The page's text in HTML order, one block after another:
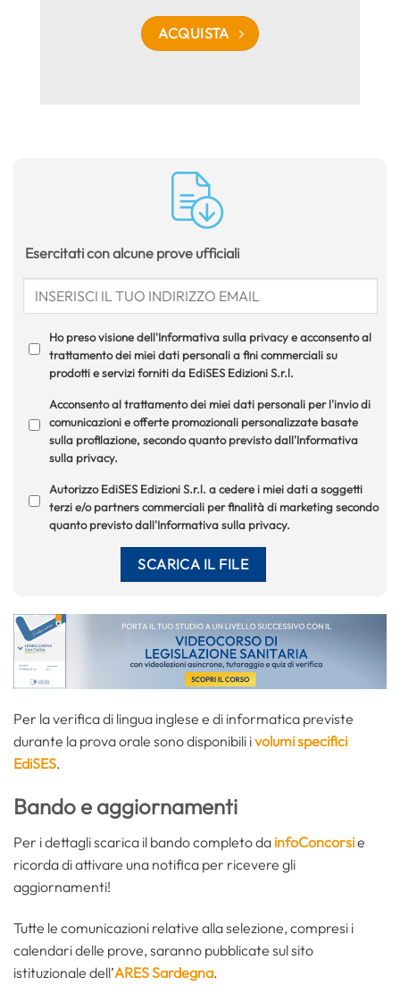
ACQUISTA
Esercitati con alcune prove ufficiali
Ho preso visione dell'Informativa sulla privacy e acconsento al
trattamento dei miei dati personali a fini commerciali su
prodotti e servizi forniti da EdiSES Edizioni S.r.l.
Acconsento al trattamento dei miei dati personali per l'invio di
comunicazioni e offerte promozionali personalizzate basate
sulla profilazione, secondo quanto previsto dall'Informativa
sulla privacy.
Autorizzo EdiSES Edizioni S.r.l. a cedere i miei dati a soggetti
terzi e/o partners commerciali per finalità di marketing secondo
quanto previsto dall'Informativa sulla privacy.
Per la verifica di lingua inglese e di informatica previste
durante la prova orale sono disponibili ivolumi specifici
EdiSES.
Bando e aggiornamenti
Per i dettagli scarica il bando completo da infoConcorsie
ricorda di attivare una notifica per ricevere gli
aggiornamenti!
Tutte le comunicazioni relative alla selezione, compresi i
calendari delle prove, saranno pubblicate sul sito
istituzionale dell’ARES Sardegna.